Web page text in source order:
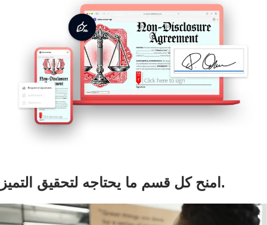
امنح كل قسم ما يحتاجه لتحقيق التميز.